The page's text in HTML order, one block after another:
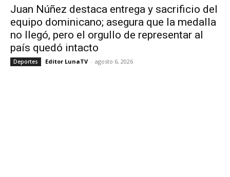
Juan Núñez destaca entrega y sacrificio del
equipo dominicano; asegura que la medalla
no llegó, pero el orgullo de representar al
país quedó intacto
Deportes Editor LunaTV - agosto 6, 2026